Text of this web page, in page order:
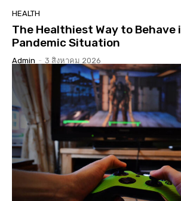
HEALTH
The Healthiest Way to Behave
Pandemic Situation
Admin - 3 สิงหาคม 2026